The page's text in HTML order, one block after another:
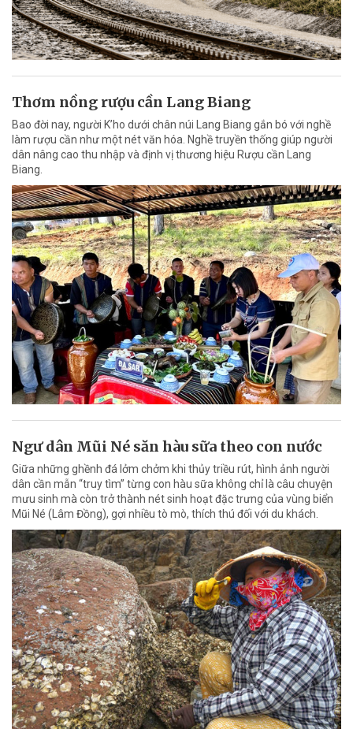
Thơm nồng rượu cần Lang Biang
Bao đời nay, người K’ho dưới chân núi Lang Biang gắn bó với nghề
làm rượu cần như một nét văn hóa. Nghề truyền thống giúp người
dân nâng cao thu nhập và định vị thương hiệu Rượu cần Lang
Biang.
Ngư dân Mũi Né săn hàu sữa theo con nước
Giữa những ghềnh đá lởm chởm khi thủy triều rút, hình ảnh người
dân cần mẫn “truy tìm” từng con hàu sữa không chỉ là câu chuyện
mưu sinh mà còn trở thành nét sinh hoạt đặc trưng của vùng biển
Mũi Né (Lâm Đồng), gợi nhiều tò mò, thích thú đối với du khách.